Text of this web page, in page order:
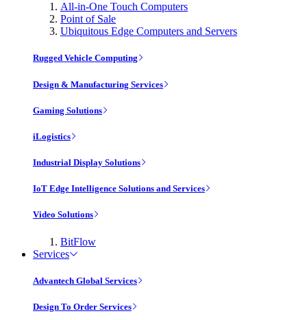
All-in-One Touch Computers
Point of Sale
Ubiquitous Edge Computers and Servers
Rugged Vehicle Computing
Design & Manufacturing Services
Gaming Solutions
iLogistics
Industrial Display Solutions
IoT Edge Intelligence Solutions and Services
Video Solutions
BitFlow
Services
Advantech Global Services
Design To Order Services